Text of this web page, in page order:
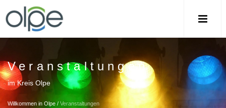
Veranstaltungen
im Kreis Olpe
Willkommen in Olpe / Veranstaltungen